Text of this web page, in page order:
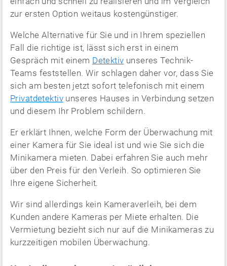
zur ersten Option weitaus kostengünstiger.
Welche Alternative für Sie und in Ihrem speziellen
Fall die richtige ist, lässt sich erst in einem
Gespräch mit einem Detektiv unseres Technik-
Teams feststellen. Wir schlagen daher vor, dass Sie
sich am besten jetzt sofort telefonisch mit einem
Privatdetektivunseres Hauses in Verbindung setzen
und diesem Ihr Problem schildern.
Er erklärt Ihnen, welche Form der Überwachung mit
einer Kamera für Sie ideal ist und wie Sie sich die
Minikamera mieten. Dabei erfahren Sie auch mehr
über den Preis für den Verleih. So optimieren Sie
Ihre eigene Sicherheit.
Wir sind allerdings kein Kameraverleih, bei dem
Kunden andere Kameras per Miete erhalten. Die
Vermietung bezieht sich nur auf die Minikameras zu
kurzzeitigen mobilen Überwachung.